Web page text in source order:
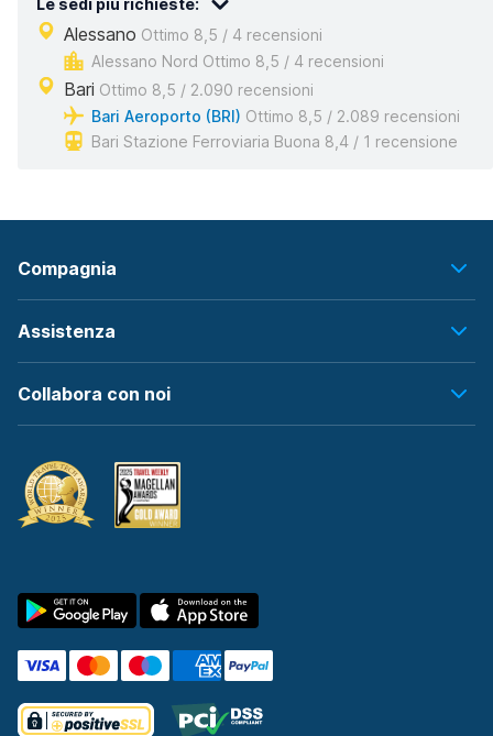
Alessano Ottimo 8,5 / 4 recensioni
Alessano Nord Ottimo 8,5 / 4 recensioni
Bari Ottimo 8,5 / 2.090 recensioni
Bari Aeroporto (BRI) Ottimo 8,5 / 2.089 recensioni
Bari Stazione Ferroviaria Buona 8,4 / 1 recensione
Compagnia
Assistenza
Collabora con noi